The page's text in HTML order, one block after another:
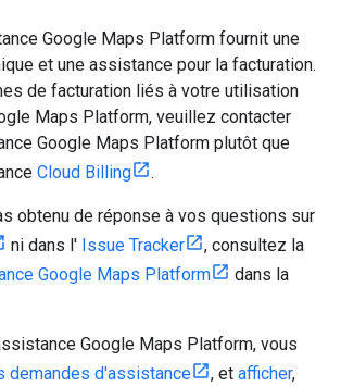
Google Maps Platform fournit une
et une assistance pour la facturation.
de facturation liés à votre utilisation
Maps Platform, veuillez contacter
Google Maps Platform plutôt que
Cloud Billing .
obtenu de réponse à vos questions sur
ni dans l' Issue Tracker
, consultez la
Google Maps Platform
dans la
Google Maps Platform, vous
demandes d'assistance , et afficher,